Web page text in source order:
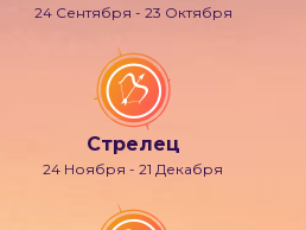
24 Сентября - 23 Октября
Стрелец
24 Ноября - 21 Декабря